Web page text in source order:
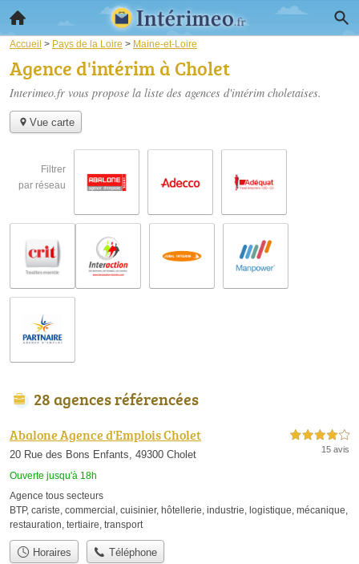
Accueil > Pays de la Loire > Maine-et-Loire
Agence d'intérim à Cholet
Interimeo.fr vous propose la liste des agences d'intérim choletaises.
Vue carte
Filtrer
par réseau
28 agences référencées
Abalone Agence d'Emplois Cholet
20 Rue des Bons Enfants, 49300 Cholet
Ouverte jusqu'à 18h
4,0 étoiles sur 5
15 avis
Agence tous secteurs
BTP, cariste, commercial , cuisinier, hôtellerie, industrie, logistique, mécanique,
restauration, tertiaire, transport
Horaires Téléphone